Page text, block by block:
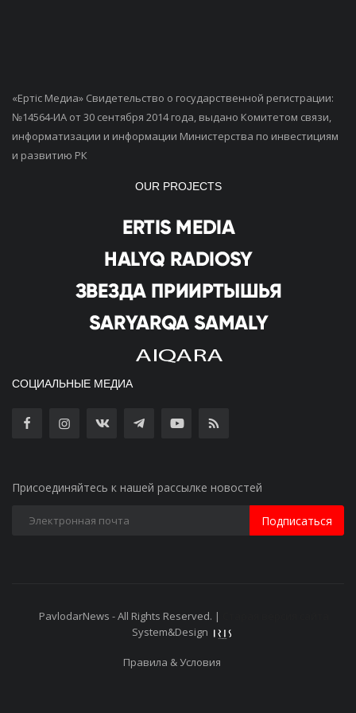
«Ертiс Медиа» Свидетельство о государственной регистрации:
№14564-ИА от 30 сентября 2014 года, выдано Комитетом связи,
информатизации и информации Министерства по инвестициям
и развитию РК
OUR PROJECTS
СОЦИАЛЬНЫЕ МЕДИА
Присоединяйтесь к нашей рассылке новостей
Подписаться
PavlodarNews - All Rights Reserved. |
System&Design
Правила & Условия